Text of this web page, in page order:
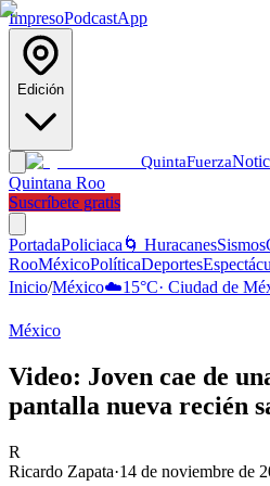
ImpresoPodcastApp
Edición
QuintaFuerza
Quintana Roo
Suscríbete gratis
PortadaPoliciaca 🌀 HuracanesSismos
RooMéxicoPolíticaDeportes
Inicio/México☁️15°C· Ciudad de
México
Video: Joven cae de
pantalla nueva recién
R
Ricardo Zapata·14 de noviembre de